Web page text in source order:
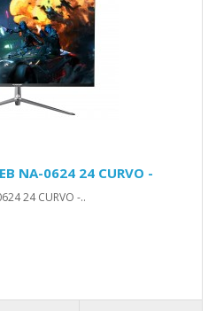
NA-0624 24 CURVO -
24 CURVO -..